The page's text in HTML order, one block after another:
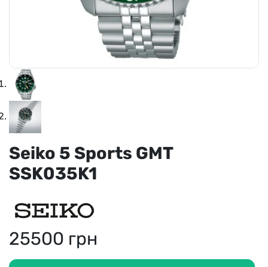
Seiko 5 Sports GMT
SSK035K1
25500 грн